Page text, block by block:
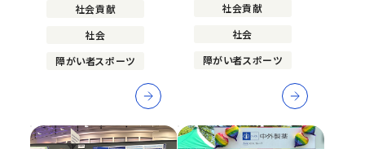
社会貢献
社会
障がい者スポーツ
社会貢献
社会
障がい者スポーツ